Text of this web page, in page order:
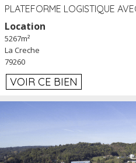
Location
5267m²
La Creche
79260
VOIR CE BIEN